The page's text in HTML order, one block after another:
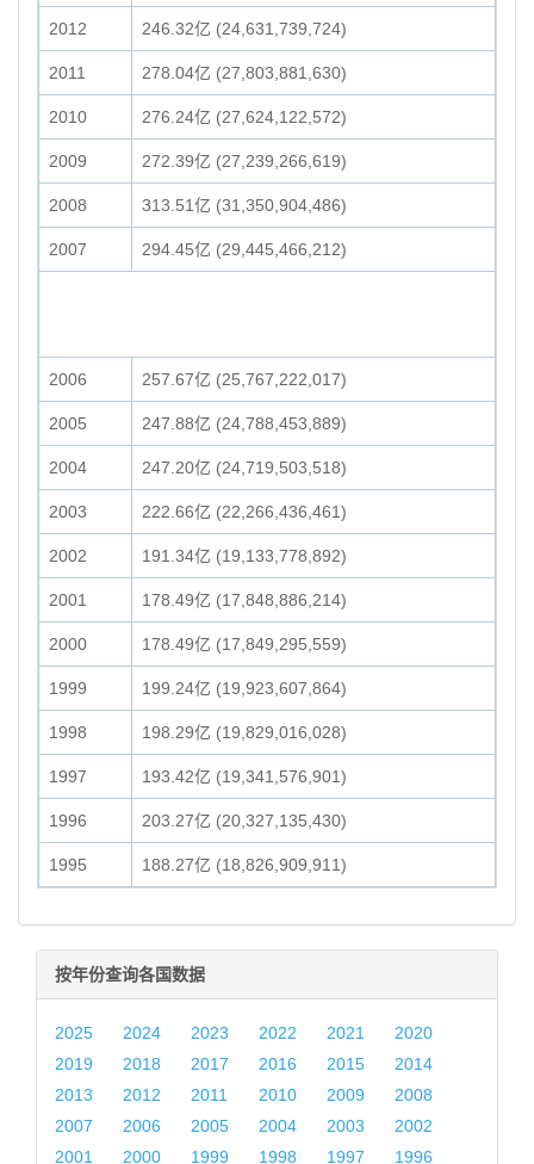
2012 246.32亿 (24,631,739,724)
2011 278.04亿 (27,803,881,630)
2010 276.24亿 (27,624,122,572)
2009 272.39亿 (27,239,266,619)
2008 313.51亿 (31,350,904,486)
2007 294.45亿 (29,445,466,212)
2006 257.67亿 (25,767,222,017)
2005 247.88亿 (24,788,453,889)
2004 247.20亿 (24,719,503,518)
2003 222.66亿 (22,266,436,461)
2002 191.34亿 (19,133,778,892)
2001 178.49亿 (17,848,886,214)
2000 178.49亿 (17,849,295,559)
1999 199.24亿 (19,923,607,864)
1998 198.29亿 (19,829,016,028)
1997 193.42亿 (19,341,576,901)
1996 203.27亿 (20,327,135,430)
1995 188.27亿 (18,826,909,911)
按年份查询各国数据
2025 2024 2023 2022 2021
2020
2019
2018 2017 2016 2015
2014
2013
2012 2011 2010 2009
2008
2007
2006 2005 2004 2003
2002
2001
2000 1999 1998 1997 1996